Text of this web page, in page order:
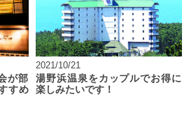
が部
すめ
2021/10/21
湯野浜温泉をカップルでお得に
楽しみたいです！